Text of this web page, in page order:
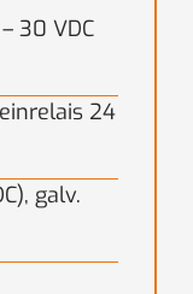
30 VDC
24
galv.